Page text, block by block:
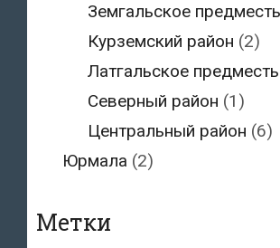
Земгальское
Курземский район (2)
Латгальское
Северный район (1)
Центральный район (6)
Юрмала (2)
Метки